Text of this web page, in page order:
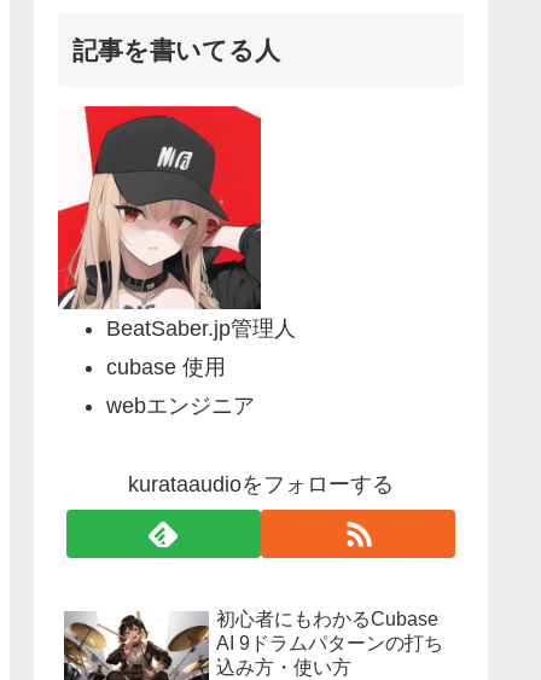
記事を書いてる人
BeatSaber.jp管理人
cubase 使用
webエンジニア
kurataaudioをフォローする
初心者にもわかるCubase
AI 9ドラムパターンの打ち
込み方・使い方